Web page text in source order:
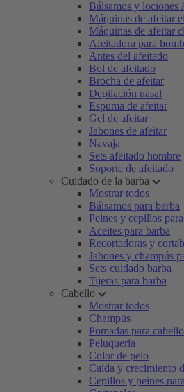
Bálsamos y lociones
Máquinas de afeitar
Máquinas de afeitar
Afeitadora para
Antes del afeitado
Bol de afeitado
Brocha de afeitar
Depilación nasal
Espuma de afeitar
Gel de afeitar
Jabones de afeitar
Navaja
Sets afeitado hombre
Soporte de afeitado
Cuidado de la barba
Mostrar todos
Bálsamos para barba
Peines y cepillos
Aceites para barba
Recortadoras y
Jabones y champús
Sets cuidado barba
Tijeras para barba
Cabello
Mostrar todos
Champús
Pomadas para cabello
Peluquería
Color de pelo
Caída y crecimiento
Cepillos y peines